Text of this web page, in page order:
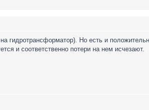
гидротрансформатор). Но есть и
и соответственно потери на нем исчезают.